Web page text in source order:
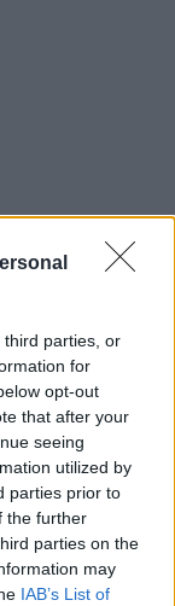
third parties, or
for
opt-out
that after your
seeing
utilized by
parties prior to
the further
parties on the
may
IAB’s List of
Newsκαι
Ελλάδα και